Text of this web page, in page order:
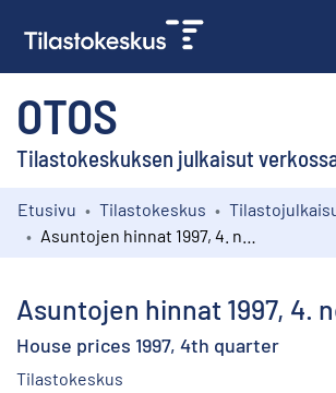
OTOS
Tilastokeskuksen julkaisut
Kokoelmat
Etusivu Tilastokeskus
Asuntojen hinnat 1997, 4.
House prices 1997, 4th quarter
Tilastokeskus